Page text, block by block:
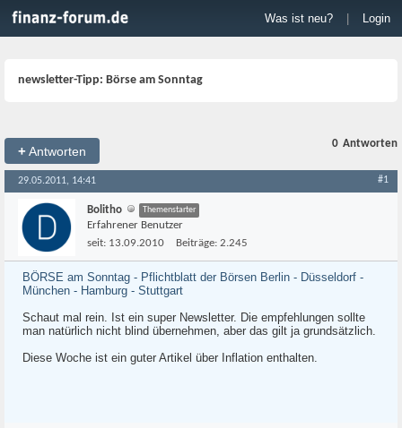
Was ist neu? Login
newsletter-Tipp: Börse am Sonntag
+Antworten
0 Antworten
29.05.2011, 14:41 #1
Bolitho Themenstarter
Erfahrener Benutzer
seit: 13.09.2010 Beiträge: 2.245
BÖRSE am Sonntag - Pflichtblatt der Börsen Berlin - Düsseldorf -
München - Hamburg - Stuttgart
Schaut mal rein. Ist ein super Newsletter. Die empfehlungen sollte
man natürlich nicht blind übernehmen, aber das gilt ja grundsätzlich.
Diese Woche ist ein guter Artikel über Inflation enthalten.